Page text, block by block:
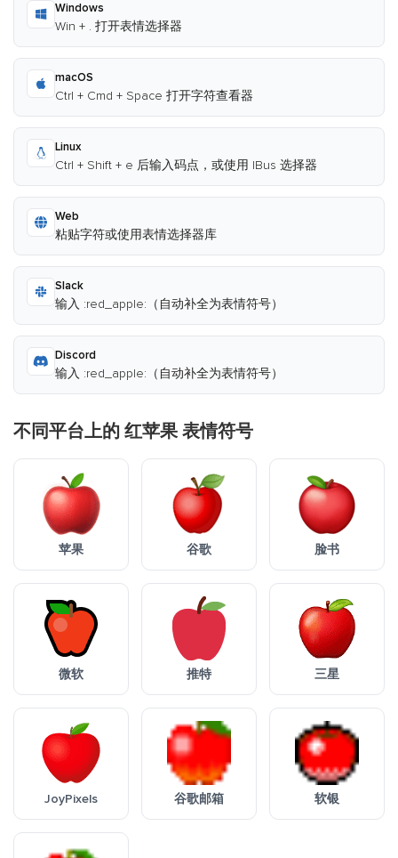
Windows
Win + . 打开表情选择器
macOS
Ctrl + Cmd + Space 打开字符查看器
Linux
Ctrl + Shift + e 后输入码点，或使用 IBus 选择器
Web
粘贴字符或使用表情选择器库
Slack
输入 :red_apple:（自动补全为表情符号）
Discord
输入 :red_apple:（自动补全为表情符号）
不同平台上的 红苹果 表情符号
苹果 谷歌 脸书
微软 推特 三星
JoyPixels 谷歌邮箱 软银